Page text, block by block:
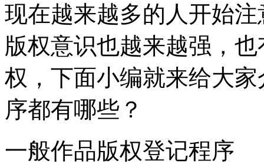
现在越来越多的人开始
版权意识也越来越强，
权，下面小编就来给大
序都有哪些？
一般作品版权登记程序